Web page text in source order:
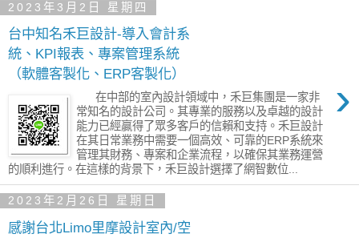
2023年3月2日 星期四
台中知名禾巨設計-導入會計系
統、KPI報表、專案管理系統
（軟體客製化、ERP客製化）
›
在中部的室內設計領域中，禾巨集團是一家非
常知名的設計公司。其專業的服務以及卓越的設計
能力已經贏得了眾多客戶的信賴和支持。禾巨設計
在其日常業務中需要一個高效、可靠的ERP系統來
管理其財務、專案和企業流程，以確保其業務運營
的順利進行。在這樣的背景下，禾巨設計選擇了網智數位...
2023年2月26日 星期日
感謝台北Limo里摩設計室內/空